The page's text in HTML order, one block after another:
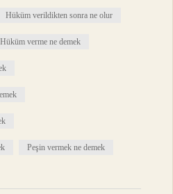
Hüküm verildikten sonra ne olur
Hüküm verme ne demek
Peşin vermek ne demek